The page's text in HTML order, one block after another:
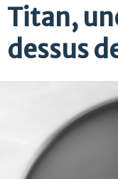
Titan,
dessus